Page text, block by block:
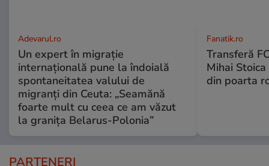
Adevarul.ro
Un expert în migrație
internațională pune la îndoială
spontaneitatea valului de
migranți din Ceuta: „Seamănă
foarte mult cu ceea ce am văzut
la granița Belarus-Polonia”
Fanatik.ro
Transferă
Mihai
din poarta
PARTENERI